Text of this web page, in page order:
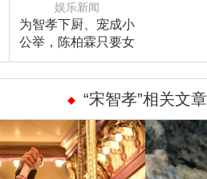
娱乐新闻
为智孝下厨、宠成小
公举，陈柏霖只要女
友开心就可以
“宋智孝”相关文章